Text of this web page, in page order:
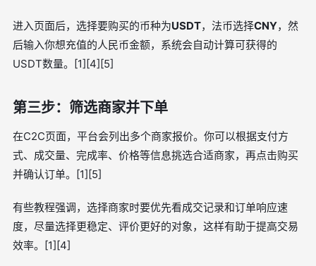
进入页面后，选择要购买的币种为USDT，法币选择CNY，然
后输入你想充值的人民币金额，系统会自动计算可获得的
USDT数量。[1][4][5]
第三步：筛选商家并下单
在C2C页面，平台会列出多个商家报价。你可以根据支付方
式、成交量、完成率、价格等信息挑选合适商家，再点击购买
并确认订单。[1][5]
有些教程强调，选择商家时要优先看成交记录和订单响应速
度，尽量选择更稳定、评价更好的对象，这样有助于提高交易
效率。[1][4]